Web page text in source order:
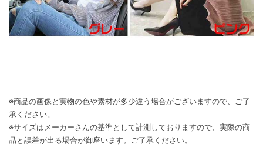
※商品の画像と実物の色や素材が多少違う場合がございますので、ご了
承ください。
※サイズはメーカーさんの基準として計測しておりますので、実際の商
品と誤差が出る場合が御座います。ご了承ください。